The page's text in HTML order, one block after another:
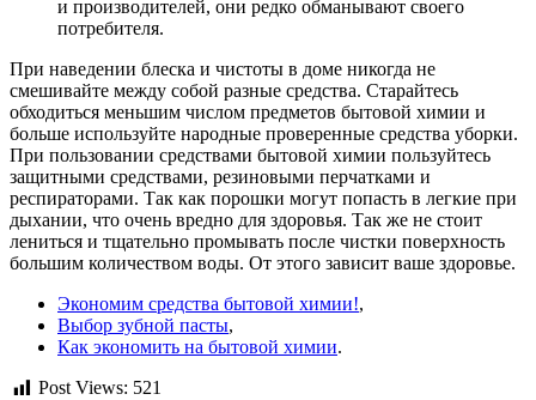
и производителей, они редко обманывают своего
потребителя.
При наведении блеска и чистоты в доме никогда не
смешивайте между собой разные средства. Старайтесь
обходиться меньшим числом предметов бытовой химии и
больше используйте народные проверенные средства уборки.
При пользовании средствами бытовой химии пользуйтесь
защитными средствами, резиновыми перчатками и
респираторами. Так как порошки могут попасть в легкие при
дыхании, что очень вредно для здоровья. Так же не стоит
лениться и тщательно промывать после чистки поверхность
большим количеством воды. От этого зависит ваше здоровье.
Экономим средства бытовой химии!,
Выбор зубной пасты,
Как экономить на бытовой химии.
Post Views: 521